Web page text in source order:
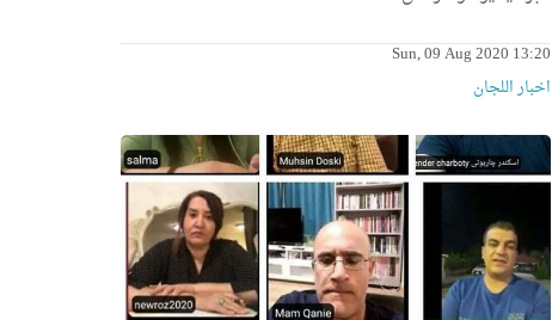
Sun, 09 Aug 2020 13:20
اخبار اللجان